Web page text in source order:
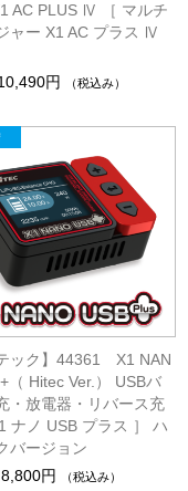
AC PLUS Ⅳ ［ マルチ
ャー X1 AC プラス Ⅳ
円
（税込み）
ック】44361 X1 NAN
（ Hitec Ver.） USBバ
・放電器・リバース充
ナノ USB プラス ］ ハ
バージョン
8,800円
（税込み）